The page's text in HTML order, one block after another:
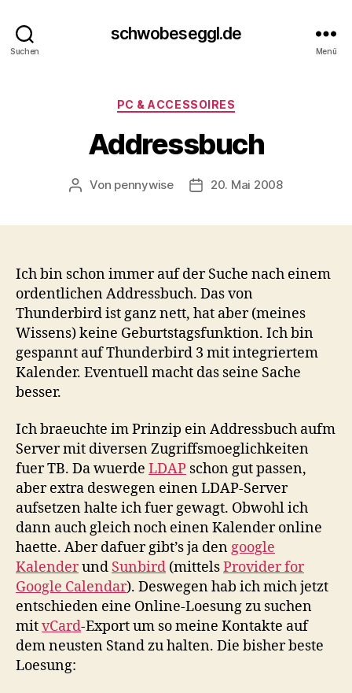
Suchen
schwobeseggl.de
Menü
Kategorien
PC & ACCESSOIRES
Addressbuch
Beitragsautor
Von pennywise Veröffentlichungsdatum
20. Mai 2008
Ich bin schon immer auf der Suche nach einem
ordentlichen Addressbuch. Das von
Thunderbird ist ganz nett, hat aber (meines
Wissens) keine Geburtstagsfunktion. Ich bin
gespannt auf Thunderbird 3 mit integriertem
Kalender. Eventuell macht das seine Sache
besser.
Ich braeuchte im Prinzip ein Addressbuch aufm
Server mit diversen Zugriffsmoeglichkeiten
fuer TB. Da wuerde LDAP schon gut passen,
aber extra deswegen einen LDAP-Server
aufsetzen halte ich fuer gewagt. Obwohl ich
dann auch gleich noch einen Kalender online
haette. Aber dafuer gibt’s ja dengoogle
Kalenderund Sunbird (mittelsProvider for
Google Calendar). Deswegen hab ich mich jetzt
entschieden eine Online-Loesung zu suchen
mitvCard-Export um so meine Kontakte auf
dem neusten Stand zu halten. Die bisher beste
Loesung: